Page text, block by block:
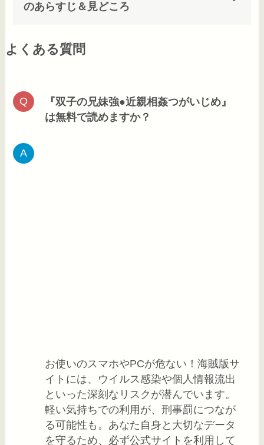
のあらすじ＆見どころ
よくある質問
『双子の兄妹強●近親相姦つがいじめ』
は無料で読めますか？
お使いのスマホやPCが危ない！海賊版サ
イトには、ウイルス感染や個人情報流出
といった深刻なリスクが潜んでいます。
軽い気持ちでの利用が、刑事罰につなが
る可能性も。あなた自身と大切なデータ
を守るため、必ず公式サイトを利用して